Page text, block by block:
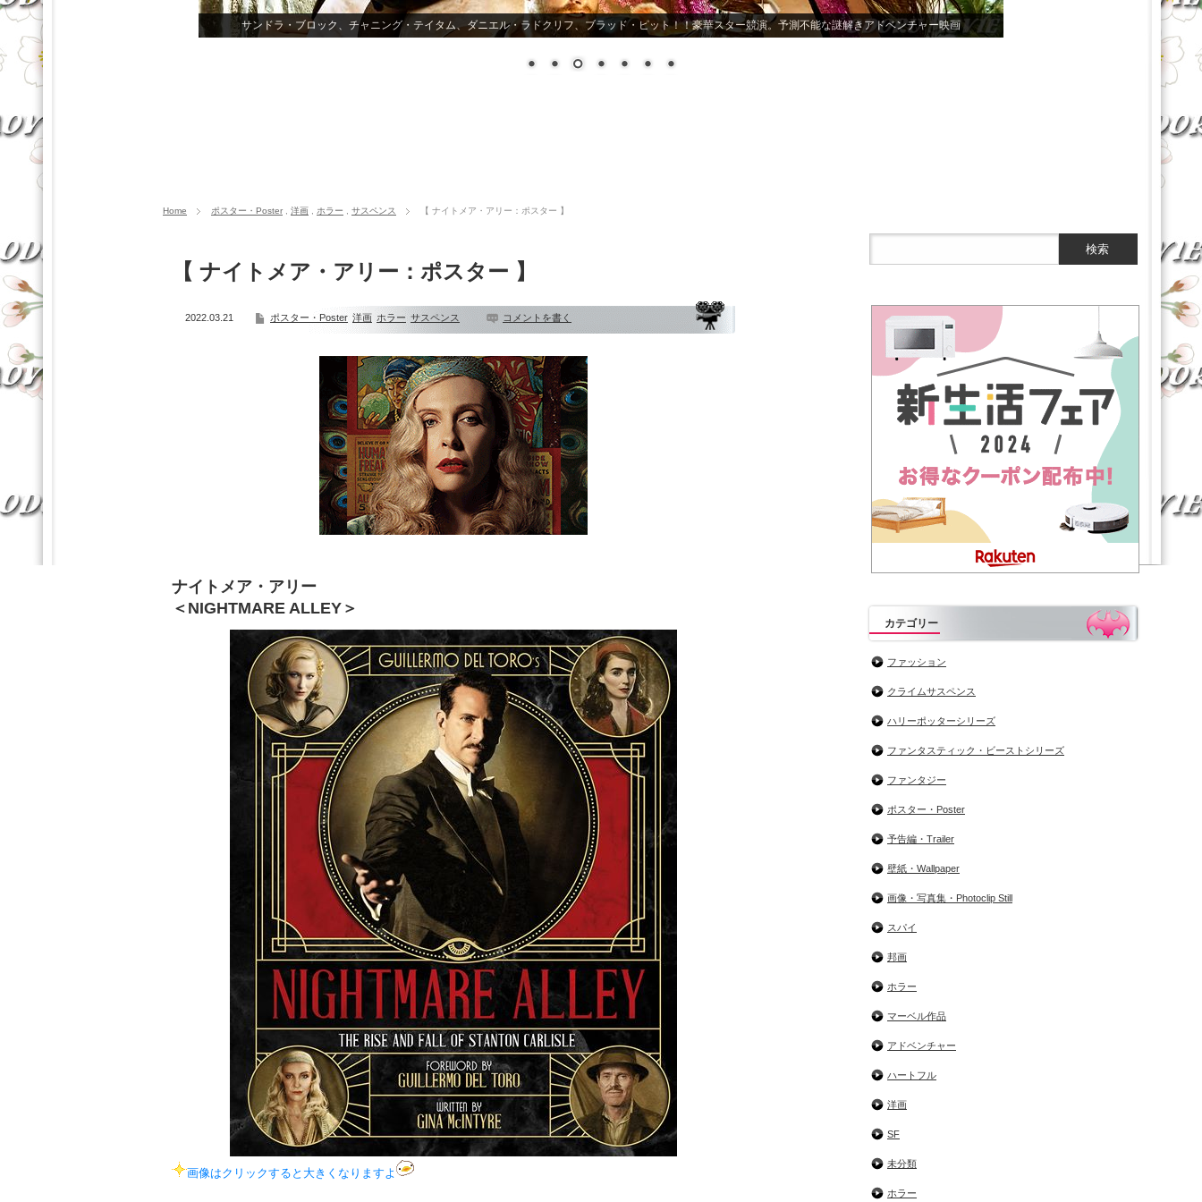
ヒーロー映画史上最もスキャンダラス! バットマンの嘘が暴かれる
Home ポスター・Poster 洋画 ホラー サスペンス 【 ナイトメア・アリー：ポスター 】
【 ナイトメア・アリー：ポスター 】
2022.03.21 ポスター・Poster 洋画 ホラー サスペンス コメントを書く
ナイトメア・アリー
＜NIGHTMARE ALLEY＞
画像はクリックすると大きくなりますよ
カテゴリー
ファッション
クライムサスペンス
ハリーポッターシリーズ
ファンタスティック・ビーストシリーズ
ファンタジー
ポスター・Poster
予告編・Trailer
壁紙・Wallpaper
画像・写真集・Photoclip Still
スパイ
邦画
ホラー
マーベル作品
アドベンチャー
ハートフル
洋画
SF
未分類
ホラー